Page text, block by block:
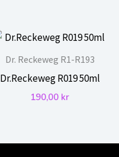
Dr. Reckeweg R1-R193
Dr.Reckeweg R019 50ml
190,00 kr